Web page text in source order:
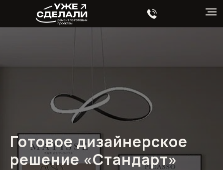
Готовое дизайнерское
решение «Стандарт»